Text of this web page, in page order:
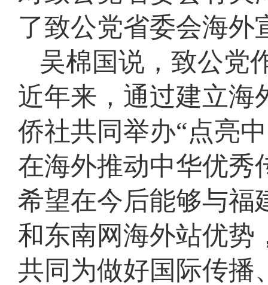
了致公党省委会海外
吴棉国说，致公党
近年来，通过建立海
侨社共同举办“点亮
在海外推动中华优秀
希望在今后能够与福
和东南网海外站优势
共同为做好国际传播